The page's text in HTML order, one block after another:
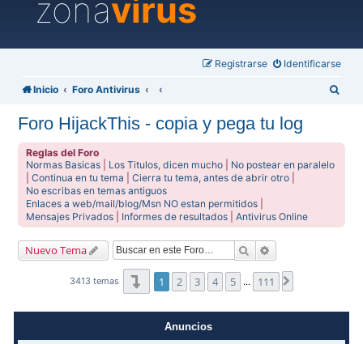
zonavirus
Identificarse
Registrarse
Inicio Foro Antivirus
Foro HijackThis - copia y pega tu log
Reglas del Foro
Normas Basicas
Los Titulos, dicen mucho
No postear en paralelo
|Continua en tu tema |Cierra tu tema, antes de abrir otro
No escribas en temas antiguos
Enlaces a web/mail/blog/Msn NO estan permitidos
Mensajes Privados
Informes de resultados |Antivirus Online
Nuevo Tema Buscar
3413 temas Página1de111
1 2 3 4 5 … 111
Anuncios